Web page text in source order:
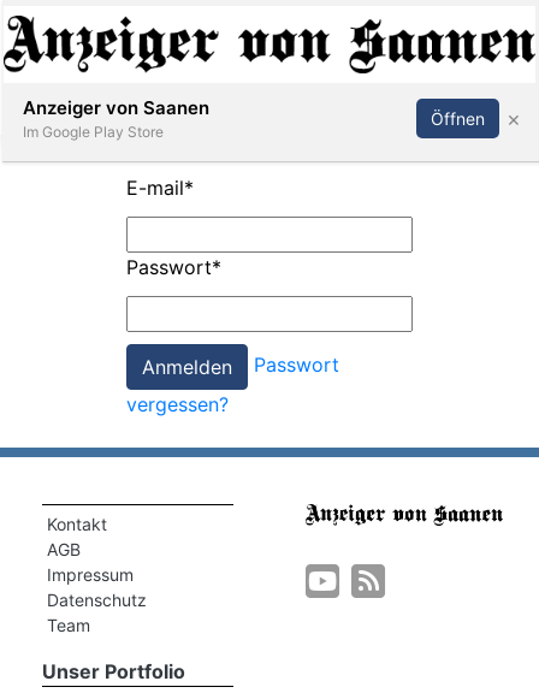
Abonnieren Anmelden
E-mail*
Passwort*
Passwort
vergessen?
Kontakt
AGB
Impressum
Datenschutz
Team
Unser Portfolio
Anzeiger von Saanen
Im Google Play Store
Öffnen ×